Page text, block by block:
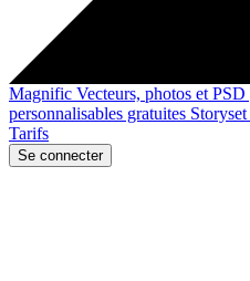
Magnific Vecteurs, photos et PSD
personnalisables gratuites Storyset
Tarifs
Se connecter